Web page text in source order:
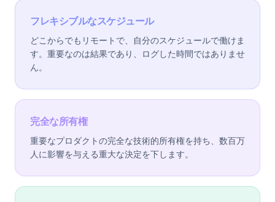
フレキシブルなスケジュール
どこからでもリモートで、自分のスケジュールで働けま
す。重要なのは結果であり、ログした時間ではありませ
ん。
完全な所有権
重要なプロダクトの完全な技術的所有権を持ち、数百万
人に影響を与える重大な決定を下します。